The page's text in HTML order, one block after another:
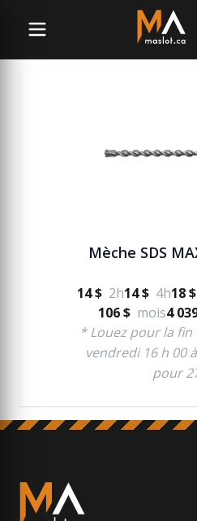
Béton
Mèche SDS
14 $ 2h14 $ 4h18 $
106 $ mois4
* Louez pour la fin
vendredi 16 h 00
pour